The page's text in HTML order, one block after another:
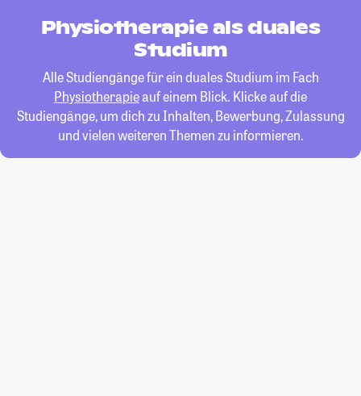
Physiotherapie als duales
Studium
Alle Studiengänge für ein duales Studium im Fach
Physiotherapieauf einem Blick. Klicke auf die
Studiengänge, um dich zu Inhalten, Bewerbung, Zulassung
und vielen weiteren Themen zu informieren.